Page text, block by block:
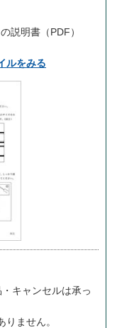
説明書（PDF）
ルをみる
キャンセルは承っ
りません。